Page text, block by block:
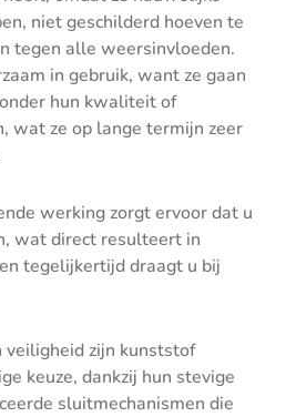
niet geschilderd hoeven te
tegen alle weersinvloeden.
in gebruik, want ze gaan
hun kwaliteit of
wat ze op lange termijn zeer
werking zorgt ervoor dat u
wat direct resulteert in
tegelijkertijd draagt u bij
veiligheid zijn kunststof
keuze, dankzij hun stevige
sluitmechanismen die